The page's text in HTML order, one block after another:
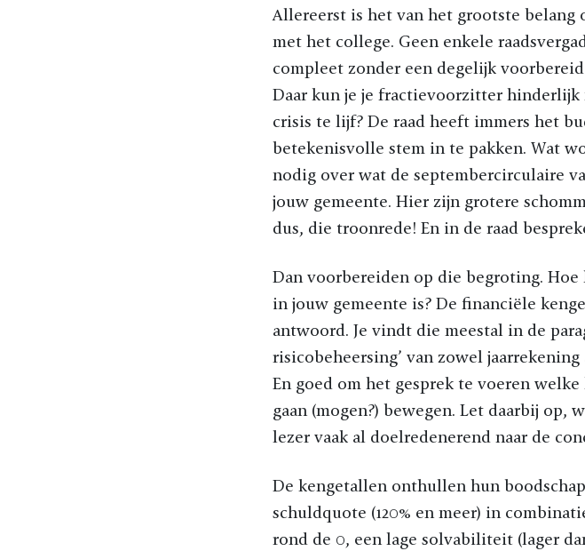
Allereerst is het van het grootste belang
met het college. Geen enkele
compleet zonder een degelijk voorbereid
Daar kun je je fractievoorzitter
crisis te lijf? De raad heeft immers het
betekenisvolle stem in te pakken. Wat
nodig over wat de septembercirculaire
jouw gemeente. Hier zijn grotere
dus, die troonrede! En in de raad
Dan voorbereiden op die begroting.
in jouw gemeente is? De financiële
antwoord. Je vindt die meestal in de
risicobeheersing’ van zowel
En goed om het gesprek te voeren
gaan (mogen?) bewegen. Let daarbij
lezer vaak al doelredenerend naar de
De kengetallen onthullen hun
schuldquote (120% en meer) in
rond de 0, een lage solvabiliteit (lager